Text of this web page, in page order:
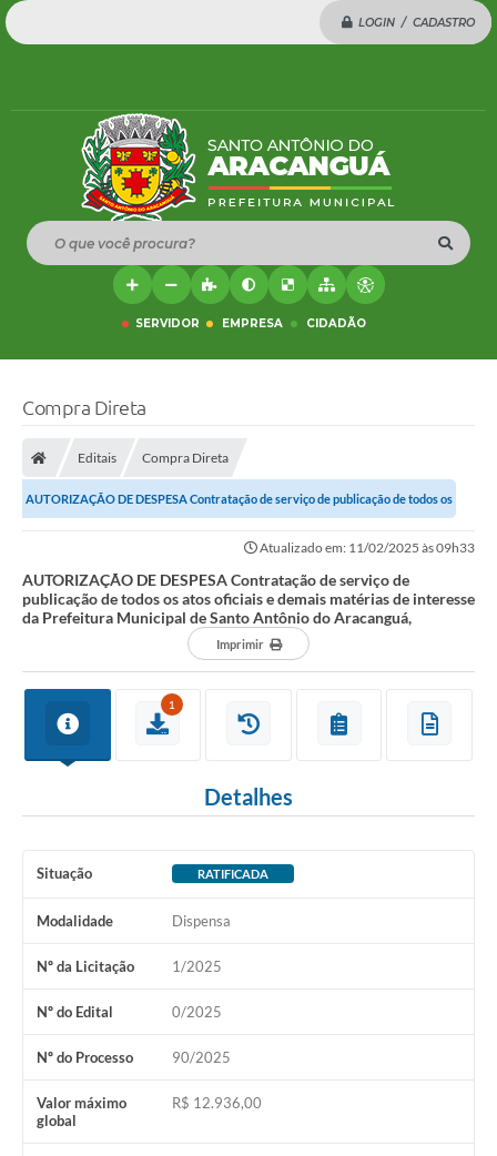
LOGIN / CADASTRO
O que você procura?
SERVIDOR EMPRESA CIDADÃO
Compra Direta
Editais Compra Direta
AUTORIZAÇÃO DE DESPESA Contratação de serviço de publicação de todos os
Atualizado em: 11/02/2025 às 09h33
AUTORIZAÇÃO DE DESPESA Contratação de serviço de
publicação de todos os atos oficiais e demais matérias de interesse
da Prefeitura Municipal de Santo Antônio do Aracanguá,
Imprimir
1
Detalhes
Situação RATIFICADA
Modalidade Dispensa
Nº da Licitação 1/2025
Nº do Edital 0/2025
Nº do Processo 90/2025
Valor máximo
global
R$ 12.936,00